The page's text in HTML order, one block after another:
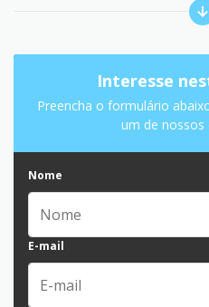
Interesse
Preencha o formulário
um de nossos
Nome
E-mail